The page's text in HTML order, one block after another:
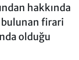
hakkında
bulunan firari
olduğu